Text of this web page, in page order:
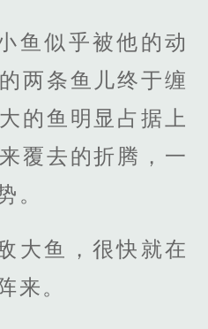
鱼似乎被他的动
两条鱼儿终于缠
的鱼明显占据上
覆去的折腾，一
。
大鱼，很快就在
来。